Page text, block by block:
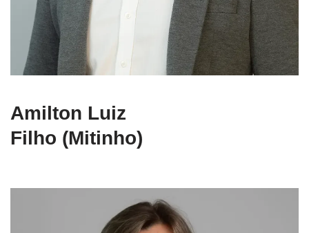
Amilton Luiz
Filho (Mitinho)